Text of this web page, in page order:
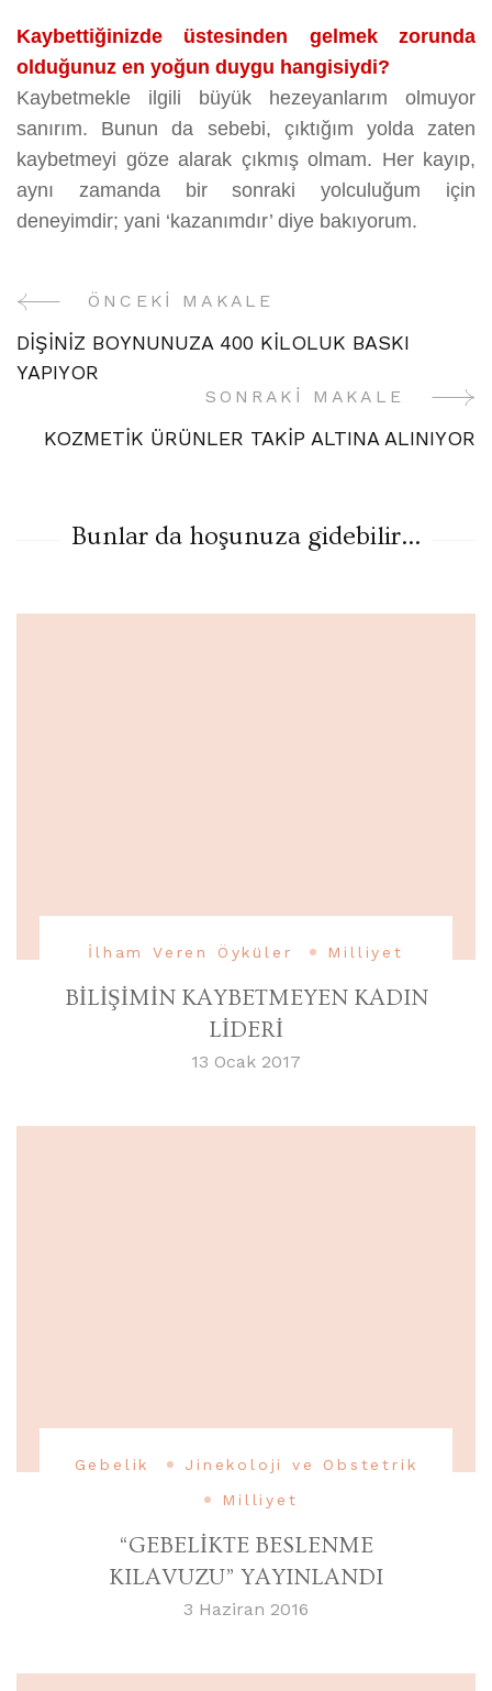
Kaybettiğinizde üstesinden gelmek zorunda
olduğunuz en yoğun duygu hangisiydi?
Kaybetmekle ilgili büyük hezeyanlarım olmuyor
sanırım. Bunun da sebebi, çıktığım yolda zaten
kaybetmeyi göze alarak çıkmış olmam. Her kayıp,
aynı zamanda bir sonraki yolculuğum için
deneyimdir; yani ‘kazanımdır’ diye bakıyorum.
Yazı
Gezinme
ÖNCEKI MAKALE
DİŞİNİZ BOYNUNUZA 400 KİLOLUK BASKI
YAPIYOR
SONRAKI MAKALE
KOZMETİK ÜRÜNLER TAKİP ALTINA ALINIYOR
Bunlar da hoşunuza gidebilir...
İlham Veren Öyküler Milliyet
BİLİŞİMİN KAYBETMEYEN KADIN
LİDERİ
13 Ocak 2017
Gebelik
Jinekoloji ve Obstetrik
Milliyet
“GEBELİKTE BESLENME
KILAVUZU” YAYINLANDI
3 Haziran 2016